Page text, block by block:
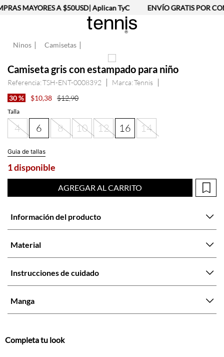
MAYORES A $50USD| Aplican TyC ENVÍO GRATIS POR
Ninos Camisetas
Camiseta gris con estampado para niño
Referencia:TSH-ENT-0008392
Tennis
30 %
$10,38 $12,90
Talla
4 6 8 10 12 14
16
Guia de tallas
1 disponible
AGREGAR AL CARRITO
Información del producto
Material
Instrucciones de cuidado
Manga
Completa tu look